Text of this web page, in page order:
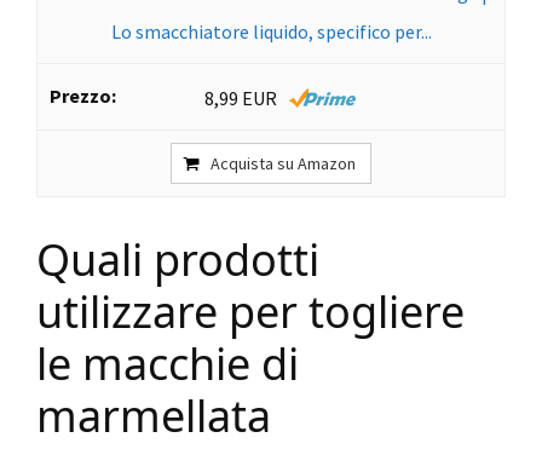
Lo smacchiatore liquido, specifico per...
8,99 EUR
Acquista su Amazon
Quali prodotti
utilizzare per togliere
le macchie di
marmellata